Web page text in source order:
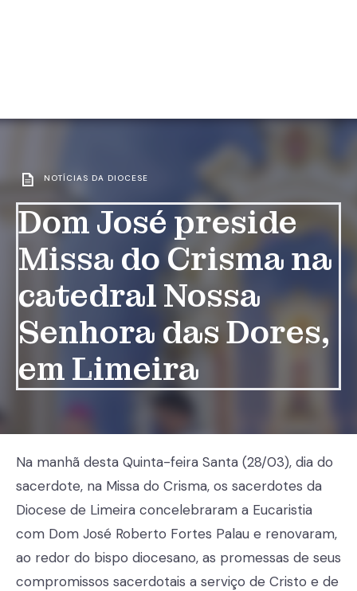
NOTÍCIAS DA DIOCESE
Dom José preside
Missa do Crisma na
catedral Nossa
Senhora das Dores,
em Limeira
Na manhã desta Quinta-feira Santa (28/03), dia do
sacerdote, na Missa do Crisma, os sacerdotes da
Diocese de Limeira concelebraram a Eucaristia
com Dom José Roberto Fortes Palau e renovaram,
ao redor do bispo diocesano, as promessas de seus
compromissos sacerdotais a serviço de Cristo e de